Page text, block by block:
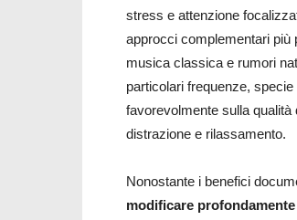
stress e attenzione
approcci complementari più
musica classica e rumori
particolari frequenze,
favorevolmente sulla qualità
distrazione e rilassamento.
Nonostante i benefici
modificare